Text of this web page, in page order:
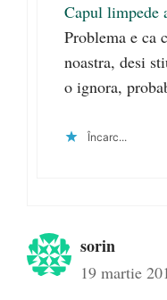
Capul limpede
Problema e ca
noastra, desi
o ignora,
Încarc...
sorin
19 martie